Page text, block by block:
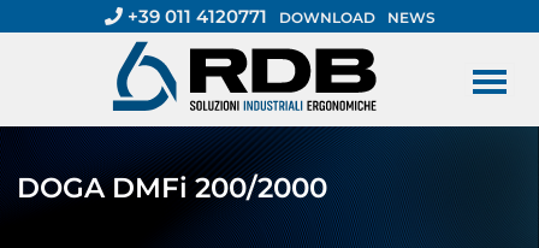
+39 011 4120771 DOWNLOAD NEWS
DOGA DMFi 200/2000